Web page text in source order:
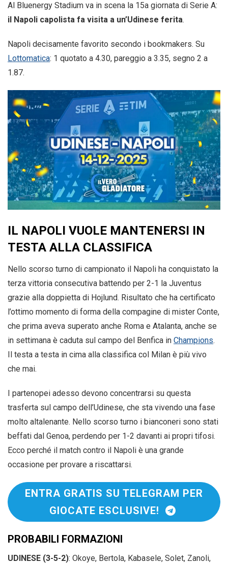
Al Bluenergy Stadium va in scena la 15a giornata di Serie A:
il Napoli capolista fa visita a un’Udinese ferita.
Napoli decisamente favorito secondo i bookmakers. Su
Lottomatica: 1 quotato a 4.30, pareggio a 3.35, segno 2 a
1.87.
IL NAPOLI VUOLE MANTENERSI IN
TESTA ALLA CLASSIFICA
Nello scorso turno di campionato il Napoli ha conquistato la
terza vittoria consecutiva battendo per 2-1 la Juventus
grazie alla doppietta di Hojlund. Risultato che ha certificato
l’ottimo momento di forma della compagine di mister Conte,
che prima aveva superato anche Roma e Atalanta, anche se
in settimana è caduta sul campo del Benfica in Champions.
Il testa a testa in cima alla classifica col Milan è più vivo
che mai.
I partenopei adesso devono concentrarsi su questa
trasferta sul campo dell’Udinese, che sta vivendo una fase
molto altalenante. Nello scorso turno i bianconeri sono stati
beffati dal Genoa, perdendo per 1-2 davanti ai propri tifosi.
Ecco perché il match contro il Napoli è una grande
occasione per provare a riscattarsi.
ENTRA GRATIS SU TELEGRAM PER
GIOCATE ESCLUSIVE!
PROBABILI FORMAZIONI
UDINESE (3-5-2): Okoye, Bertola, Kabasele, Solet, Zanoli,